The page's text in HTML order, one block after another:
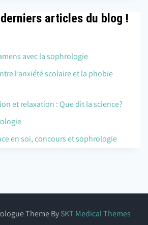
articles du blog !
avec la sophrologie
l’anxiété scolaire et la phobie
et relaxation : Que dit la science?
en soi, concours et sophrologie
Theme BySKT Medical Themes